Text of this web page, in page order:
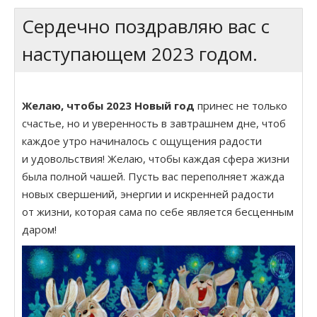
Сердечно поздравляю вас с
наступающем 2023 годом.
Желаю, чтобы 2023 Новый год принес не только
счастье, но и уверенность в завтрашнем дне, чтоб
каждое утро начиналось с ощущения радости
и удовольствия! Желаю, чтобы каждая сфера жизни
была полной чашей. Пусть вас переполняет жажда
новых свершений, энергии и искренней радости
от жизни, которая сама по себе является бесценным
даром!